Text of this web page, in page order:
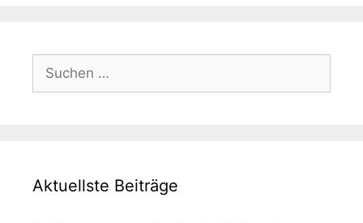
Suchen
nach:
Aktuellste Beiträge